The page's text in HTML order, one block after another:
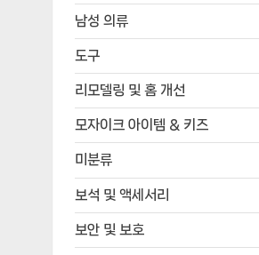
남성 의류
도구
리모델링 및 홈 개선
모자이크 아이템 & 키즈
미분류
보석 및 액세서리
보안 및 보호